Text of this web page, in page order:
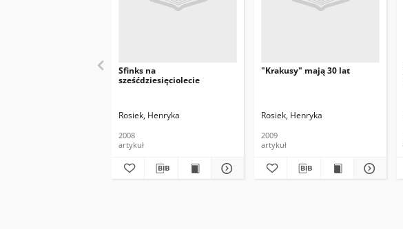
Sfinks na
sześćdziesięciolecie
Rosiek, Henryka
2008
artykuł
"Krakusy" mają 30 lat
Rosiek, Henryka
2009
artykuł